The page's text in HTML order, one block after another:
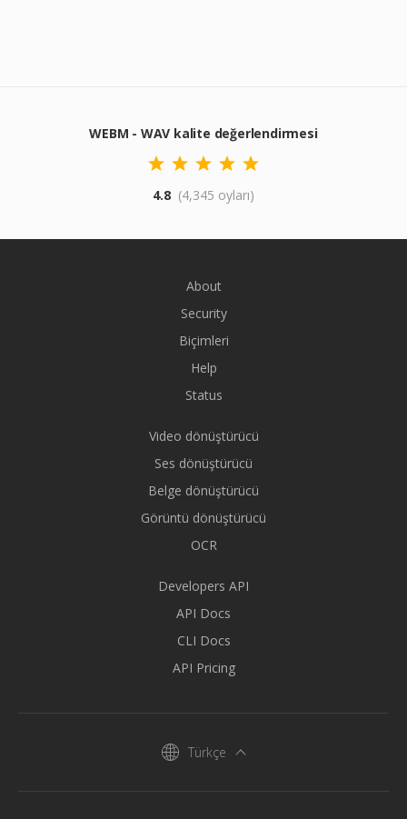
WEBM - WAV kalite değerlendirmesi
4.8 (4,345 oyları)
About
Security
Biçimleri
Help
Status
Video dönüştürücü
Ses dönüştürücü
Belge dönüştürücü
Görüntü dönüştürücü
OCR
Developers API
API Docs
CLI Docs
API Pricing
Türkçe